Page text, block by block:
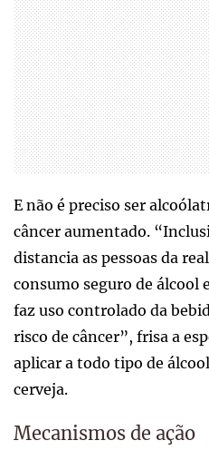
E não é preciso ser
câncer aumentado.
distancia as pessoas da
consumo seguro de álcool
faz uso controlado da
risco de câncer”, frisa a
aplicar a todo tipo de
cerveja.
Mecanismos de ação